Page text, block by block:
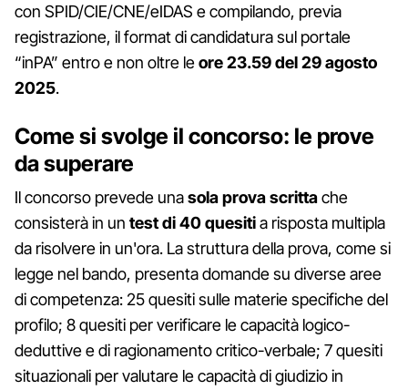
con SPID/CIE/CNE/eIDAS e compilando, previa
registrazione, il format di candidatura sul portale
“inPA” entro e non oltre leore 23.59 del 29 agosto
2025.
Come si svolge il concorso: le prove
da superare
Il concorso prevede unasola prova scrittache
consisterà in un testdi40 quesitia risposta multipla
da risolvere in un'ora. La struttura della prova, come si
legge nel bando, presenta domande su diverse aree
di competenza: 25 quesiti sulle materie specifiche del
profilo; 8 quesiti per verificare le capacità logico-
deduttive e di ragionamento critico-verbale; 7 quesiti
situazionali per valutare le capacità di giudizio in